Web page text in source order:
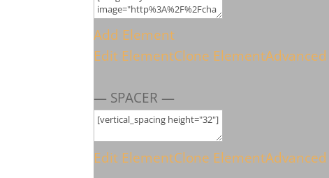
Add Element
Edit ElementClone Element
— SPACER —
Edit ElementClone Element